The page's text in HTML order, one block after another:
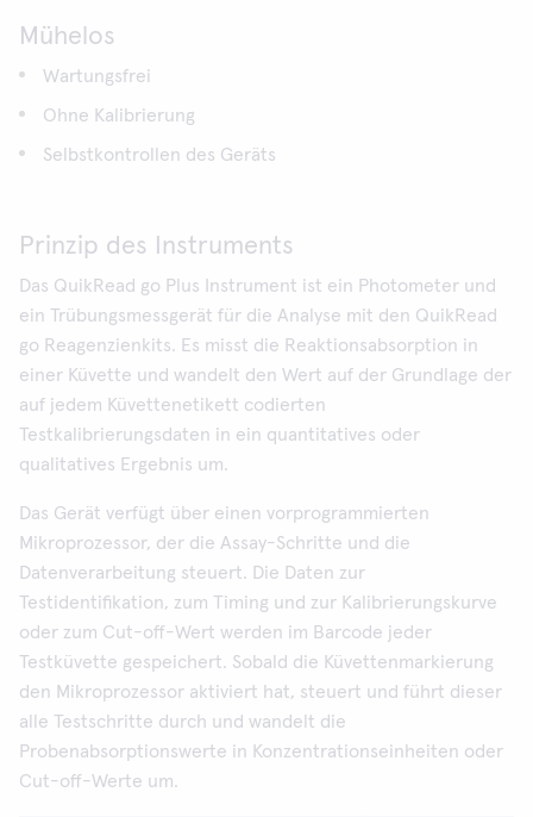
Mühelos
Wartungsfrei
Ohne Kalibrierung
Selbstkontrollen des Geräts
Prinzip des Instruments
Das QuikRead go Plus Instrument ist ein Photometer und
ein Trübungsmessgerät für die Analyse mit den QuikRead
go Reagenzienkits. Es misst die Reaktionsabsorption in
einer Küvette und wandelt den Wert auf der Grundlage der
auf jedem Küvettenetikett codierten
Testkalibrierungsdaten in ein quantitatives oder
qualitatives Ergebnis um.
Das Gerät verfügt über einen vorprogrammierten
Mikroprozessor, der die Assay-Schritte und die
Datenverarbeitung steuert. Die Daten zur
Testidentifikation, zum Timing und zur Kalibrierungskurve
oder zum Cut-off-Wert werden im Barcode jeder
Testküvette gespeichert. Sobald die Küvettenmarkierung
den Mikroprozessor aktiviert hat, steuert und führt dieser
alle Testschritte durch und wandelt die
Probenabsorptionswerte in Konzentrationseinheiten oder
Cut-off-Werte um.